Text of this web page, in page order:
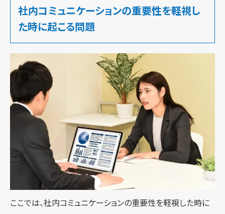
社内コミュニケーションの重要性を軽視し
た時に起こる問題
ここでは、社内コミュニケーションの重要性を軽視した時に